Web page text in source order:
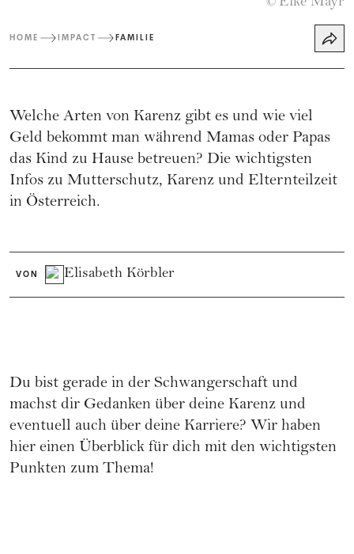
©
HOME IMPACT FAMILIE
Welche Arten von Karenz gibt es und wie viel
Geld bekommt man während Mamas oder Papas
das Kind zu Hause betreuen? Die wichtigsten
Infos zu Mutterschutz, Karenz und Elternteilzeit
in Österreich.
VON Elisabeth Körbler
Du bist gerade in der Schwangerschaft und
machst dir Gedanken über deine Karenz und
eventuell auch über deine Karriere? Wir haben
hier einen Überblick für dich mit den wichtigsten
Punkten zum Thema!